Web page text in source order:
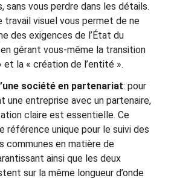
sans vous perdre dans les détails.
travail visuel vous permet de ne
des exigences de l’État du
gérant vous-même la transition
et la « création de l’entité ».
société en partenariat: pour
une entreprise avec un partenaire,
claire est essentielle. Ce
référence unique pour le suivi des
communes en matière de
ainsi que les deux
sur la même longueur d’onde